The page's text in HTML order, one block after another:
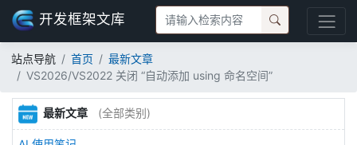
开发框架文库
站点导航 首页
最新文章
VS2026/VS2022 关闭 “自动添加 using 命名空间”
最新文章 (全部类别)